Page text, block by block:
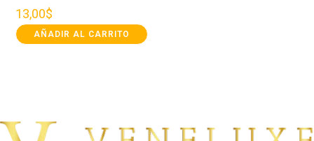
13,00$
AÑADIR AL CARRITO